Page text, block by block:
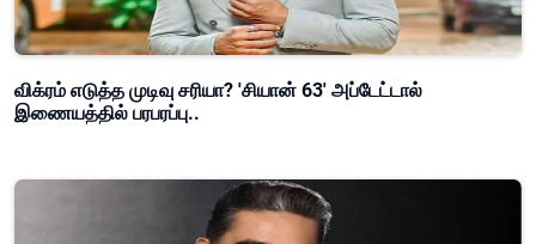
விக்ரம் எடுத்த முடிவு சரியா? 'சியான் 63' அப்டேட்டால்
இணையத்தில் பரபரப்பு..